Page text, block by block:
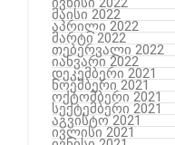
მაისი 2022
აპრილი 2022
მარტი 2022
თებერვალი 2022
იანვარი 2022
დეკემბერი 2021
ნოემბერი 2021
ოქტომბერი 2021
სექტემბერი 2021
აგვისტო 2021
ივლისი 2021